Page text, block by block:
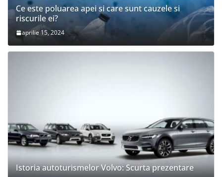
Ce este poluarea apei si care sunt cauzele si
riscurile ei?
aprilie 15, 2024
Istoria autoturismelor Volvo: Scurta prezentare